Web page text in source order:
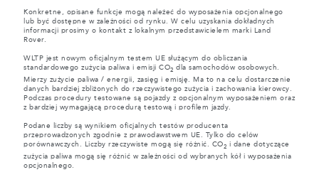
Konkretne, opisane funkcje mogą należeć do wyposażenia opcjonalnego
lub być dostępne w zależności od rynku. W celu uzyskania dokładnych
informacji prosimy o kontakt z lokalnym przedstawicielem marki Land
Rover.
WLTP jest nowym oficjalnym testem UE służącym do obliczania
standardowego zużycia paliwa i emisji CO2 dla samochodów osobowych.
Mierzy zużycie paliwa / energii, zasięg i emisję. Ma to na celu dostarczenie
danych bardziej zbliżonych do rzeczywistego zużycia i zachowania kierowcy.
Podczas procedury testowane są pojazdy z opcjonalnym wyposażeniem oraz
z bardziej wymagającą procedurą testową i profilem jazdy.
Podane liczby są wynikiem oficjalnych testów producenta
przeprowadzonych zgodnie z prawodawstwem UE. Tylko do celów
porównawczych. Liczby rzeczywiste mogą się różnić. CO2 i dane dotyczące
zużycia paliwa mogą się różnić w zależności od wybranych kół i wyposażenia
opcjonalnego.